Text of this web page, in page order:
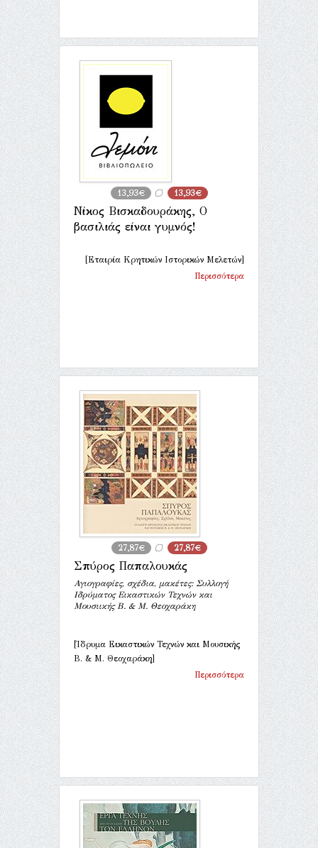
13,93€ 13,93€
Νίκος Βισκαδουράκης, Ο
βασιλιάς είναι γυμνός!
[Εταιρία Κρητικών Ιστορικών Μελετών]
Περισσότερα
27,87€ 27,87€
Σπύρος Παπαλουκάς
Αγιογραφίες, σχέδια, μακέτες: Συλλογή
Ιδρύματος Εικαστικών Τεχνών και
Μουσιικής Β. & Μ. Θεοχαράκη
[Ίδρυμα Εικαστικών Τεχνών και Μουσικής
Β. & Μ. Θεοχαράκη]
Περισσότερα